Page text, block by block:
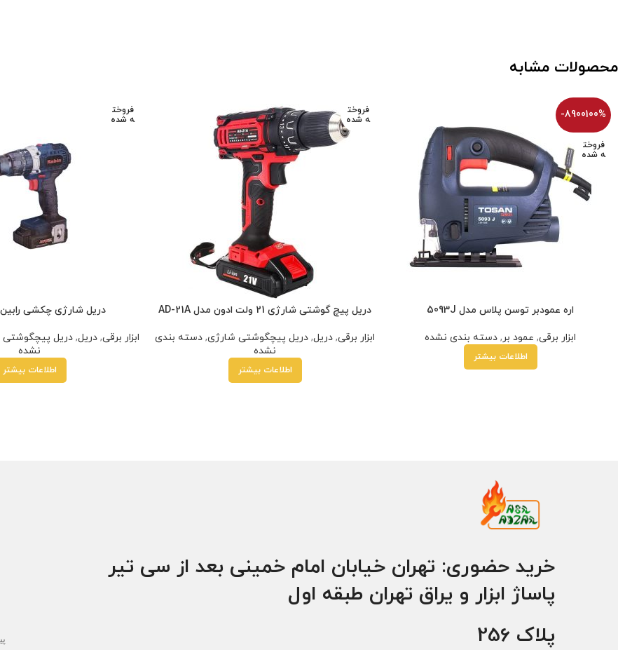
محصولات مشابه
-8900100%
فروخت
ه شده
اره عمودبر توسن پلاس مدل 5093J
ابزار برقی, عمود بر , دسته بندی نشده
اطلاعات بیشتر
فروخت
ه شده
دریل پیچ گوشتی شارژی 21 ولت ادون مدل AD-21A
ابزار برقی, دریل, دریل پیچگوشتی شارژی, دسته بندی
نشده
اطلاعات بیشتر
فروخت
ه شده
دریل شارژی چکشی رابین
ابزار برقی, دریل, دریل پیچگوشتی
نشده
اطلاعات بیشتر
خرید حضوری: تهران خیابان امام خمینی بعد از سی تیر
پاساژ ابزار و یراق تهران طبقه اول
پلاک 256